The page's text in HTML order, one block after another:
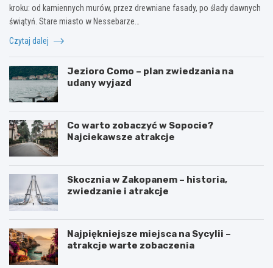
kroku: od kamiennych murów, przez drewniane fasady, po ślady dawnych
świątyń. Stare miasto w Nessebarze…
Czytaj dalej
Jezioro Como – plan zwiedzania na
udany wyjazd
Co warto zobaczyć w Sopocie?
Najciekawsze atrakcje
Skocznia w Zakopanem – historia,
zwiedzanie i atrakcje
Najpiękniejsze miejsca na Sycylii –
atrakcje warte zobaczenia
W
O